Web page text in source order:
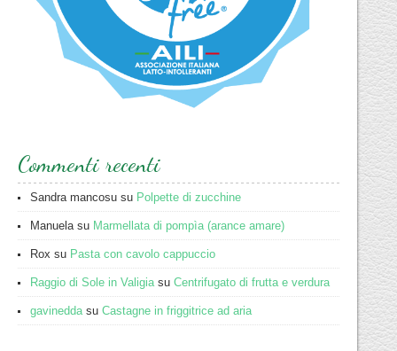
Commenti recenti
Sandra mancosu su Polpette di zucchine
Manuela su Marmellata di pompìa (arance amare)
Rox su Pasta con cavolo cappuccio
Raggio di Sole in Valigia suCentrifugato di frutta e verdura
gavinedda suCastagne in friggitrice ad aria